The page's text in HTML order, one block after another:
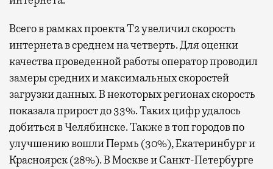
Всего в рамках проекта Т2 увеличил скорость
интернета в среднем на четверть. Для оценки
качества проведенной работы оператор проводил
замеры средних и максимальных скоростей
загрузки данных. В некоторых регионах скорость
показала прирост до 33%. Таких цифр удалось
добиться в Челябинске. Также в топ городов по
улучшению вошли Пермь (30%), Екатеринбург и
Красноярск (28%). В Москве и Санкт-Петербурге